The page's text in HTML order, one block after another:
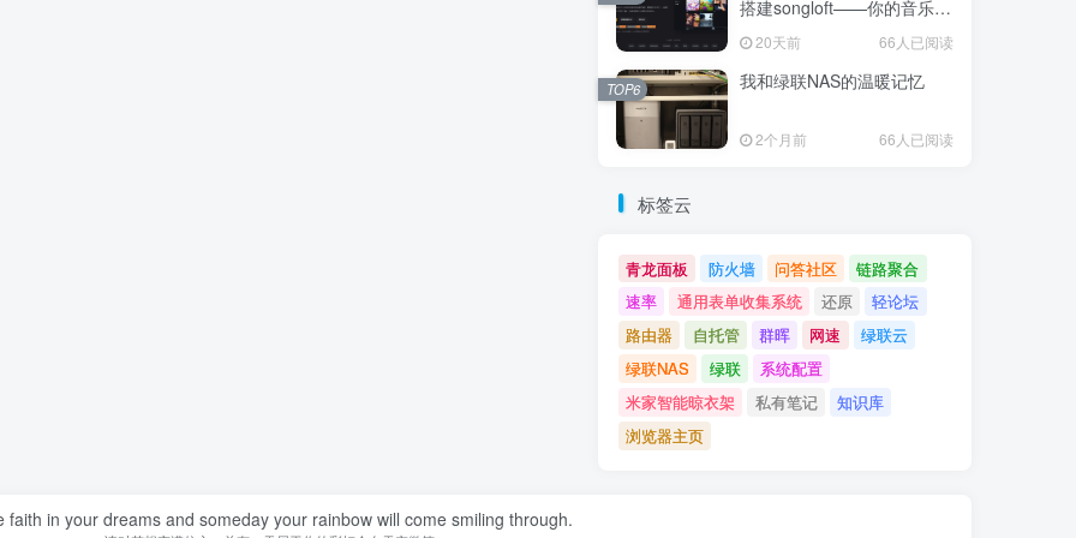
搭建songloft——你的音乐，
你的服务器
20天前 66人已阅读
我和绿联NAS的温暖记忆
2个月前 66人已阅读
TOP6
标签云
青龙面板 防火墙 问答社区
链路聚合
速率
通用表单收集系统 还原
轻论坛
路由器​
自托管 群晖 网速
绿联云
绿联NAS
绿联
系统配置
米家智能晾衣架
私有笔记
知识库
浏览器主页
faith in your dreams and someday your rainbow will come smiling through.